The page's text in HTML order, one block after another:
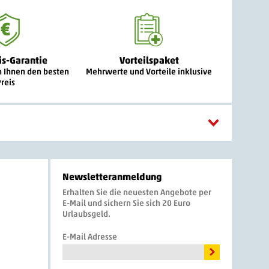
Garantie
Ihnen den besten
Vorteilspaket
Mehrwerte und Vorteile inklusive
Newsletteranmeldung
Erhalten Sie die neuesten Angebote per
E-Mail und sichern Sie sich 20 Euro
Urlaubsgeld.
E-Mail Adresse